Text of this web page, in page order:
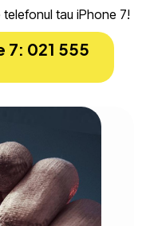
tau iPhone 7!
7: 021 555